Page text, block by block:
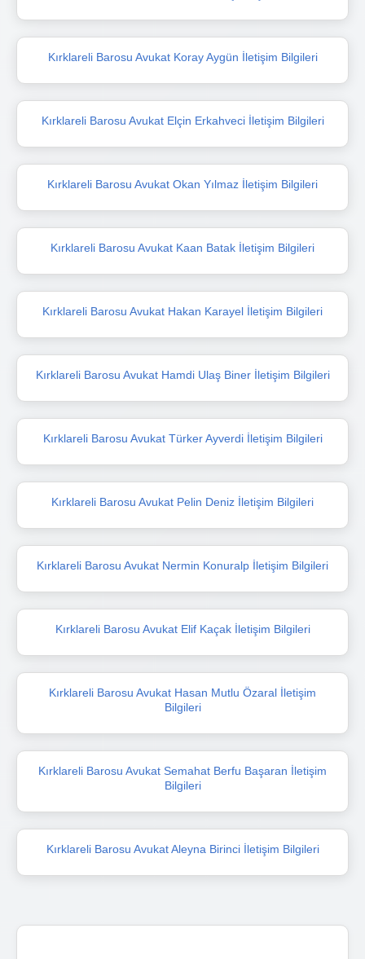
Kırklareli Barosu Avukat Koray Aygün İletişim Bilgileri
Kırklareli Barosu Avukat Elçin Erkahveci İletişim Bilgileri
Kırklareli Barosu Avukat Okan Yılmaz İletişim Bilgileri
Kırklareli Barosu Avukat Kaan Batak İletişim Bilgileri
Kırklareli Barosu Avukat Hakan Karayel İletişim Bilgileri
Kırklareli Barosu Avukat Hamdi Ulaş Biner İletişim Bilgileri
Kırklareli Barosu Avukat Türker Ayverdi İletişim Bilgileri
Kırklareli Barosu Avukat Pelin Deniz İletişim Bilgileri
Kırklareli Barosu Avukat Nermin Konuralp İletişim Bilgileri
Kırklareli Barosu Avukat Elif Kaçak İletişim Bilgileri
Kırklareli Barosu Avukat Hasan Mutlu Özaral İletişim
Bilgileri
Kırklareli Barosu Avukat Semahat Berfu Başaran İletişim
Bilgileri
Kırklareli Barosu Avukat Aleyna Birinci İletişim Bilgileri